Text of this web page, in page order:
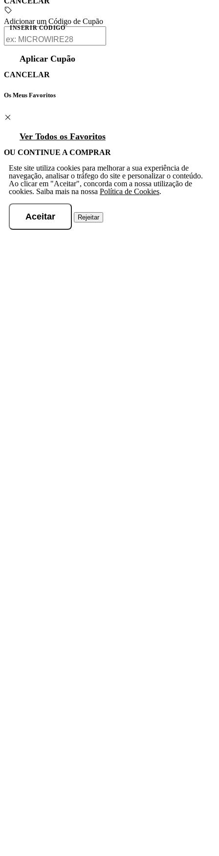
Adicionar um Código de Cupão
INSERIR CÓDIGO
Aplicar Cupão
CANCELAR
Os Meus Favoritos
Ver Todos os Favoritos
OU CONTINUE A COMPRAR
Este site utiliza cookies para melhorar a sua experiência de
navegação, analisar o tráfego do site e personalizar o conteúdo.
Ao clicar em "Aceitar", concorda com a nossa utilização de
cookies. Saiba mais na nossa Política de Cookies.
Aceitar Rejeitar